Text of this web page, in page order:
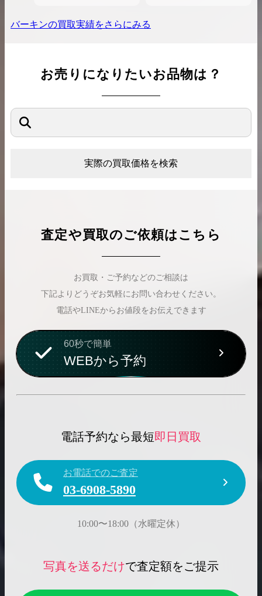
バーキンの買取実績をさらにみる
お売りになりたいお品物は？
実際の買取価格を検索
査定や買取のご依頼はこちら
お買取・ご予約などのご相談は
下記よりどうぞお気軽にお問い合わせください。
電話やLINEからお値段をお伝えできます
60秒で簡単
WEBから予約
電話予約なら最短即日買取
お電話でのご査定
03-6908-5890
10:00〜18:00（水曜定休）
写真を送るだけで査定額をご提示